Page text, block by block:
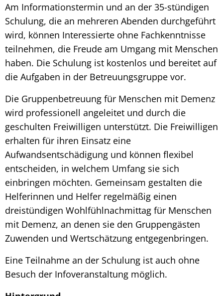
Am Informationstermin und an der 35-stündigen
Schulung, die an mehreren Abenden durchgeführt
wird, können Interessierte ohne Fachkenntnisse
teilnehmen, die Freude am Umgang mit Menschen
haben. Die Schulung ist kostenlos und bereitet auf
die Aufgaben in der Betreuungsgruppe vor.
Die Gruppenbetreuung für Menschen mit Demenz
wird professionell angeleitet und durch die
geschulten Freiwilligen unterstützt. Die Freiwilligen
erhalten für ihren Einsatz eine
Aufwandsentschädigung und können flexibel
entscheiden, in welchem Umfang sie sich
einbringen möchten. Gemeinsam gestalten die
Helferinnen und Helfer regelmäßig einen
dreistündigen Wohlfühlnachmittag für Menschen
mit Demenz, an denen sie den Gruppengästen
Zuwenden und Wertschätzung entgegenbringen.
Eine Teilnahme an der Schulung ist auch ohne
Besuch der Infoveranstaltung möglich.